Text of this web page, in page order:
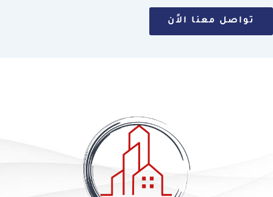
تواصل معنا الاًن